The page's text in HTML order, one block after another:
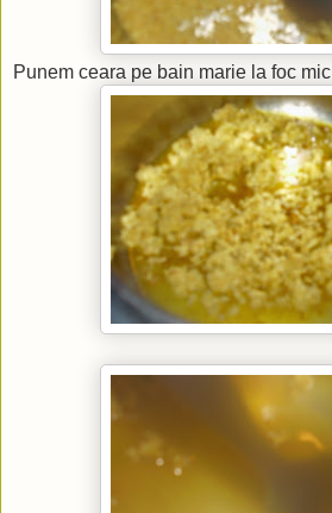
Punem ceara pe bain marie la foc mic